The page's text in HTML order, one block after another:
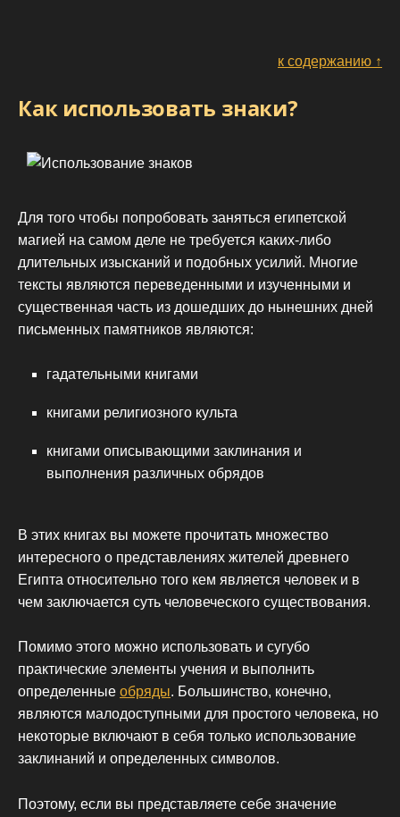
к содержанию ↑
Как использовать знаки?
Для того чтобы попробовать заняться египетской
магией на самом деле не требуется каких-либо
длительных изысканий и подобных усилий. Многие
тексты являются переведенными и изученными и
существенная часть из дошедших до нынешних дней
письменных памятников являются:
гадательными книгами
книгами религиозного культа
книгами описывающими заклинания и
выполнения различных обрядов
В этих книгах вы можете прочитать множество
интересного о представлениях жителей древнего
Египта относительно того кем является человек и в
чем заключается суть человеческого существования.
Помимо этого можно использовать и сугубо
практические элементы учения и выполнить
определенные обряды. Большинство, конечно,
являются малодоступными для простого человека, но
некоторые включают в себя только использование
заклинаний и определенных символов.
Поэтому, если вы представляете себе значение